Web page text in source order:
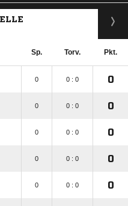
Sp. Torv. Pkt.
0 0 : 0 0
0 0 : 0 0
0 0 : 0 0
0 0 : 0 0
0 0 : 0 0